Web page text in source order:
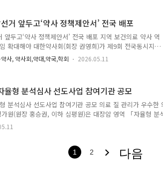
뜨겁다. 행사 방식은 임직원이 평소 표현하기 어려웠던
등 가족에게 정성껏 손편지를 쓰면, 회사 측에서는 감사 서
봉해 각 가정으로 직접 우편 발송하는 형태로 진행된다.
거 앞두고‘약사 정책제안서’ 전국 배포
앞두고‘약사 정책제안서’ 전국 배포 지역 보건의료 약사 역
확대해야 대한약사회(회장 권영희)가 제9회 전국동시지방
책제안서’를 제작해 전국 16개 시도지부에 배포했다. 이번
단체가 지역 보건의료 현장에서 실질적으로 추진할 수 있
약사회는 6.3지방선거 과정에서 후보자 간담회, 정책협
통해 지역 보건의료 정책에 약사 직능의 역할과 필요성을
에서도 주민과 후보자들에게 약사 정책을 설명하는 자료로
, 약사회,약대,약국,학회 2026.05.11
율형 분석심사 선도사업 참여기관 공모
분석심사 선도사업 참여기관 공모 의료 질 관리가 우수한
원(원장 홍승권, 이하 심평원)은 대장암 영역 「자율형 분
터 27일(수)까지 모집한다. 자율형 분석심사는 제한된 기
진료의 전문성과 자율성을 보장하는 심사 방식으로, 진료
성 평가 1등급이면서 ▲다학제통합진료료 청구 ▲대장항문
근 3년간 대장암 수술 연평균 100건 이..
1 2 다음